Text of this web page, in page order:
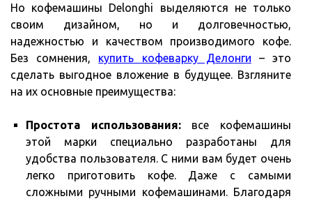
Но кофемашины Delonghi выделяются не только
своим дизайном, но и долговечностью,
надежностью и качеством производимого кофе.
Без сомнения, купить кофеварку Делонги – это
сделать выгодное вложение в будущее. Взгляните
на их основные преимущества:
Простота использования:все кофемашины
этой марки специально разработаны для
удобства пользователя. С ними вам будет очень
легко приготовить кофе. Даже с самыми
сложными ручными кофемашинами. Благодаря